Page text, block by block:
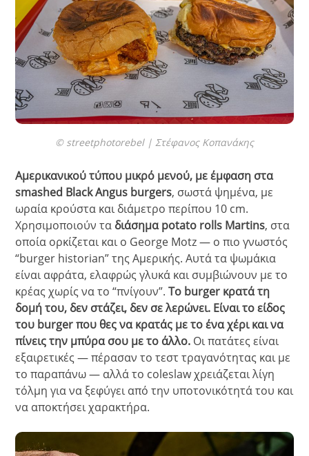
© streetphotorebel | Στέφανος Κοπανάκης
Αμερικανικού τύπου μικρό μενού, με έμφαση στα
smashed Black Angus burgers, σωστά ψημένα, με
ωραία κρούστα και διάμετρο περίπου 10 cm.
Χρησιμοποιούν τα διάσημα potato rolls Martins, στα
οποία ορκίζεται και ο George Motz — ο πιο γνωστός
“burger historian” της Αμερικής. Αυτά τα ψωμάκια
είναι αφράτα, ελαφρώς γλυκά και συμβιώνουν με το
κρέας χωρίς να το “πνίγουν”.Το burger κρατά τη
δομή του, δεν στάζει, δεν σε λερώνει. Είναι το είδος
του burger που θες να κρατάς με το ένα χέρι και να
πίνεις την μπύρα σου με το άλλο. Οι πατάτες είναι
εξαιρετικές — πέρασαν το τεστ τραγανότητας και με
το παραπάνω — αλλά το coleslaw χρειάζεται λίγη
τόλμη για να ξεφύγει από την υποτονικότητά του και
να αποκτήσει χαρακτήρα.